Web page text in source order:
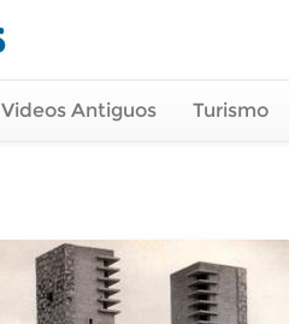
Videos Antiguos Turismo